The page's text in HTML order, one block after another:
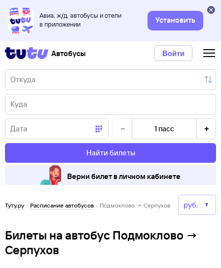
Авиа, ж/д, автобусы и отели
в приложении
Установить
Автобусы Войти
1 пасс
Найти билеты
Верни билет в личном кабинете
Туту.ру · Расписание автобусов · Подмоклово → Серпухов
Билеты на автобус Подмоклово →
Серпухов